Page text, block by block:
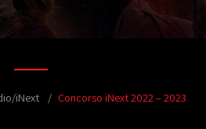
iNext Concorso iNext 2022 – 2023